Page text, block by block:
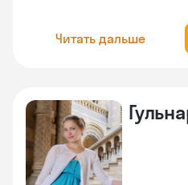
Читать дальше